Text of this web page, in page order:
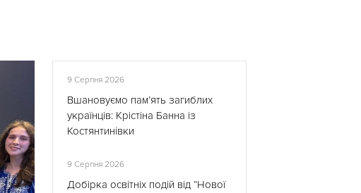
9 Серпня 2026
Вшановуємо пам’ять загиблих
українців: Крістіна Банна із
Костянтинівки
9 Серпня 2026
Добірка освітніх подій від “Нової